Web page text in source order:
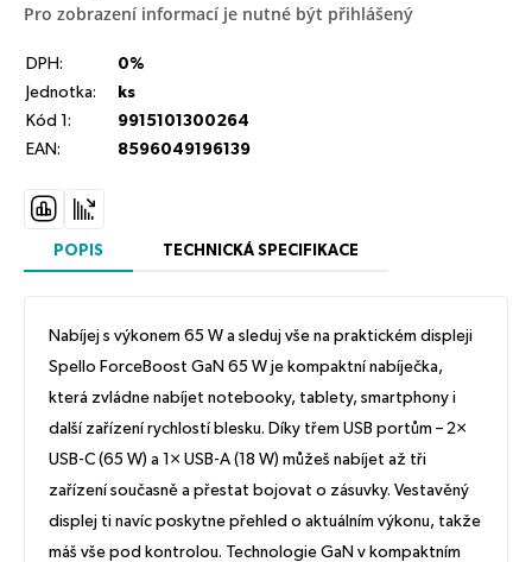
Pro zobrazení informací je nutné být přihlášený
DPH:
0%
Jednotka:
ks
Kód 1:
9915101300264
EAN:
8596049196139
POPIS TECHNICKÁ SPECIFIKACE
Nabíjej s výkonem 65 W a sleduj vše na praktickém displeji
Spello ForceBoost GaN 65 W je kompaktní nabíječka,
která zvládne nabíjet notebooky, tablety, smartphony i
další zařízení rychlostí blesku. Díky třem USB portům – 2×
USB-C (65 W) a 1× USB-A (18 W) můžeš nabíjet až tři
zařízení současně a přestat bojovat o zásuvky. Vestavěný
displej ti navíc poskytne přehled o aktuálním výkonu, takže
máš vše pod kontrolou. Technologie GaN v kompaktním